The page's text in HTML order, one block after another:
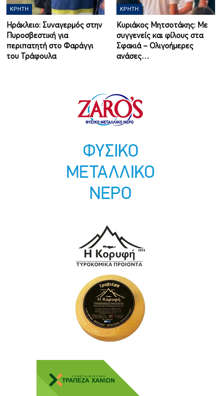
ΚΡΉΤΗ
Ηράκλειο: Συναγερμός στην
Πυροσβεστική για
περιπατητή στο Φαράγγι
του Τράφουλα
ΚΡΉΤΗ
Κυριάκος Μητσοτάκης: Με
συγγενείς και φίλους στα
Σφακιά – Ολιγοήμερες
ανάσες…